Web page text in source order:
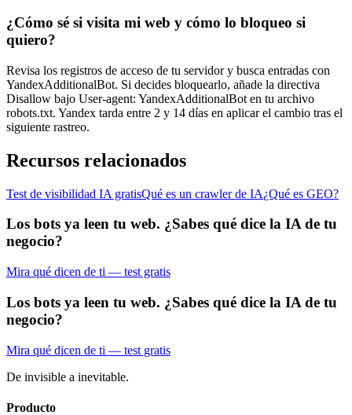
¿Cómo sé si visita mi web y cómo lo bloqueo si
quiero?
Revisa los registros de acceso de tu servidor y busca entradas con
YandexAdditionalBot. Si decides bloquearlo, añade la directiva
Disallow bajo User-agent: YandexAdditionalBot en tu archivo
robots.txt. Yandex tarda entre 2 y 14 días en aplicar el cambio tras el
siguiente rastreo.
Recursos relacionados
Test de visibilidad IA gratisQué es un crawler de IA¿Qué es GEO?
Los bots ya leen tu web. ¿Sabes qué dice la IA de tu
negocio?
Mira qué dicen de ti — test gratis
Los bots ya leen tu web. ¿Sabes qué dice la IA de tu
negocio?
Mira qué dicen de ti — test gratis
De invisible a inevitable.
Producto